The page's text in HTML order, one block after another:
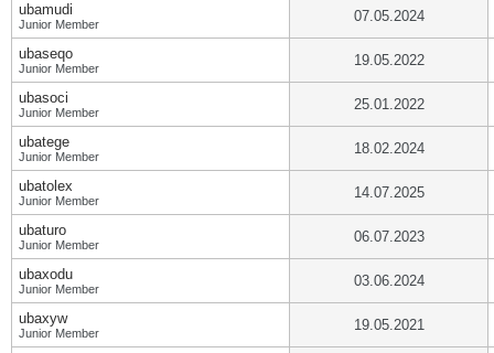
ubamudi
Junior Member 07.05.2024
ubaseqo
Junior Member 19.05.2022
ubasoci
Junior Member 25.01.2022
ubatege
Junior Member 18.02.2024
ubatolex
Junior Member 14.07.2025
ubaturo
Junior Member 06.07.2023
ubaxodu
Junior Member 03.06.2024
ubaxyw
Junior Member 19.05.2021